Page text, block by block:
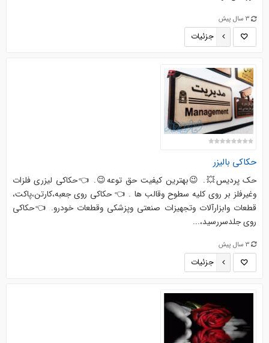
3 سال پیش
جزئیات
حکاکی بالیزر
حک پردیس💥. 😉بهترین کیفیت حق توعه😉. 👈حکاکی لیزری فلزات
وغیرفلز بر روی کلیه سطوح وقالب ها . 👈 حکاکی روی جعبه،کارتن،پاکت،
قطعات وابزارآلات وتجهیزات صنعتی وپزشکی وقطعات خودرو. 👈حکاکی
روی جلدسررسید،...
3 سال پیش
جزئیات